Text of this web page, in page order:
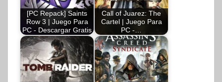
[PC Repack] Saints
Row 3 | Juego Para
PC - Descargar Gratis
Call of Juarez: The
Cartel | Juego Para
PC -…